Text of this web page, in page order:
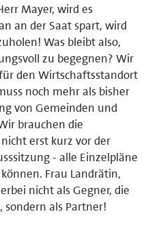
Mayer, wird es
an der Saat spart, wird
Was bleibt also,
zu begegnen? Wir
den Wirtschaftsstandort
noch mehr als bisher
von Gemeinden und
brauchen die
erst kurz vor der
- alle Einzelpläne
Frau Landrätin,
nicht als Gegner, die
als Partner!